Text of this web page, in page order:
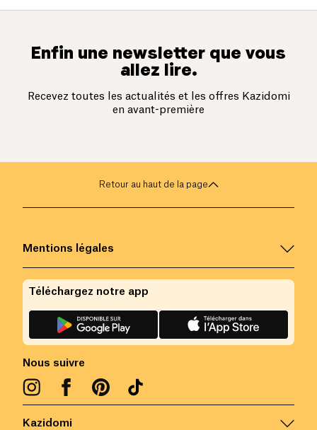
Enfin une newsletter que vous
allez lire.
Recevez toutes les actualités et les offres Kazidomi
en avant-première
Retour au haut de la page
Kazidomi
Mentions légales
Nous suivre
Téléchargez notre app